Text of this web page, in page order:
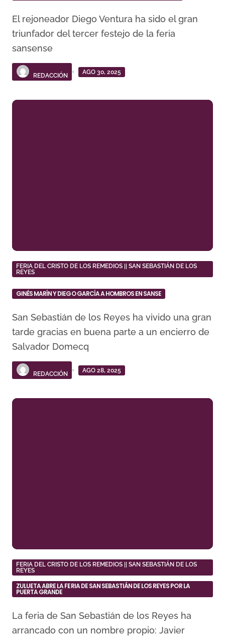
El rejoneador Diego Ventura ha sido el gran
triunfador del tercer festejo de la feria
sansense
REDACCIÓN
AGO 30, 2025
FERIA DEL CRISTO DE LOS REMEDIOS || SAN SEBASTIÁN DE LOS
REYES
GINÉS MARÍN Y DIEGO GARCÍA A HOMBROS EN SANSE
San Sebastián de los Reyes ha vivido una gran
tarde gracias en buena parte a un encierro de
Salvador Domecq
REDACCIÓN
AGO 28, 2025
FERIA DEL CRISTO DE LOS REMEDIOS || SAN SEBASTIÁN DE LOS
REYES
ZULUETA ABRE LA FERIA DE SAN SEBASTIÁN DE LOS REYES POR LA
PUERTA GRANDE
La feria de San Sebastián de los Reyes ha
arrancado con un nombre propio: Javier